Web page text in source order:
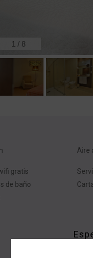
2 / 8
Aire
gratis
de baño